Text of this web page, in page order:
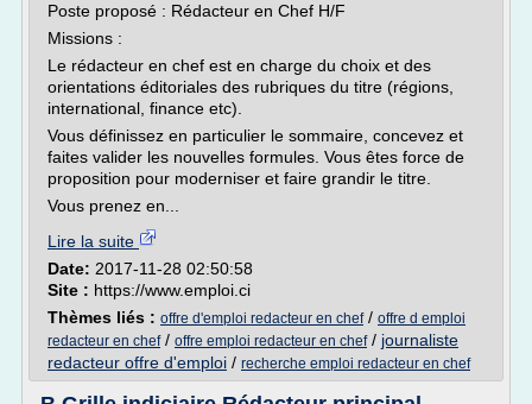
Poste proposé : Rédacteur en Chef H/F
Missions :
Le rédacteur en chef est en charge du choix et des
orientations éditoriales des rubriques du titre (régions,
international, finance etc).
Vous définissez en particulier le sommaire, concevez et
faites valider les nouvelles formules. Vous êtes force de
proposition pour moderniser et faire grandir le titre.
Vous prenez en...
Lire la suite
Date: 2017-11-28 02:50:58
Site : https://www.emploi.ci
Thèmes liés : offre d'emploi redacteur en chef/ offre d emploi
redacteur en chef/ offre emploi redacteur en chef/ journaliste
redacteur offre d'emploi / recherche emploi redacteur en chef